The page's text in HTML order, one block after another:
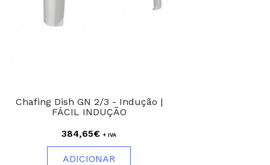
Chafing Dish GN 2/3 - Indução |
FÁCIL INDUÇÃO
384,65€ + IVA
ADICIONAR